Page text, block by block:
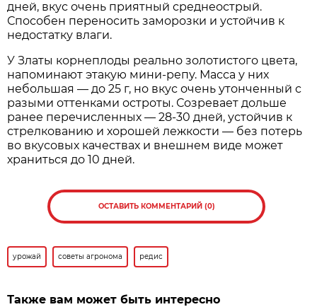
дней, вкус очень приятный среднеострый.
Способен переносить заморозки и устойчив к
недостатку влаги.
У Златы корнеплоды реально золотистого цвета,
напоминают этакую мини-репу. Масса у них
небольшая — до 25 г, но вкус очень утонченный с
разыми оттенками остроты. Созревает дольше
ранее перечисленных — 28-30 дней, устойчив к
стрелкованию и хорошей лежкости — без потерь
во вкусовых качествах и внешнем виде может
храниться до 10 дней.
ОСТАВИТЬ КОММЕНТАРИЙ (0)
урожай советы агронома редис
Также вам может быть интересно